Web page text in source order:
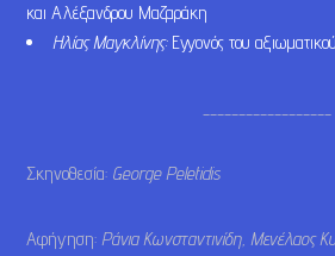
και Αλέξανδρου Μαζαράκη
Ηλίας Μαγκλίνης:Εγγονός του
Σκηνοθεσία: George Peletidis
Αφήγηση: Ράνια Κωνσταντινίδη, Μενέλαος